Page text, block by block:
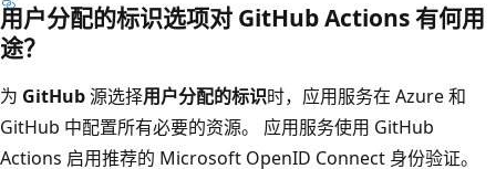
用户分配的标识选项对 GitHub Actions 有何用
途？
为 GitHub源选择用户分配的标识时，应用服务在 Azure 和
GitHub 中配置所有必要的资源。 应用服务使用 GitHub
Actions 启用推荐的 Microsoft OpenID Connect 身份验证。